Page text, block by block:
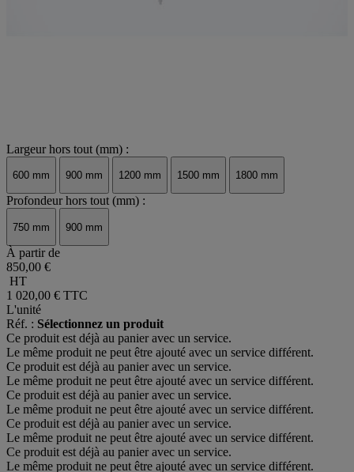
Largeur hors tout (mm) :
600 mm 900 mm 1200 mm 1500 mm 1800 mm
Profondeur hors tout (mm) :
750 mm 900 mm
À partir de
850,00 €
HT
1 020,00 € TTC
L'unité
Réf. : Sélectionnez un produit
Ce produit est déjà au panier avec un service.
Le même produit ne peut être ajouté avec un service différent.
Ce produit est déjà au panier avec un service.
Le même produit ne peut être ajouté avec un service différent.
Ce produit est déjà au panier avec un service.
Le même produit ne peut être ajouté avec un service différent.
Ce produit est déjà au panier avec un service.
Le même produit ne peut être ajouté avec un service différent.
Ce produit est déjà au panier avec un service.
Le même produit ne peut être ajouté avec un service différent.